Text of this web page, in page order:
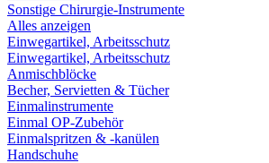
Sonstige Chirurgie-Instrumente
Alles anzeigen
Einwegartikel, Arbeitsschutz
Einwegartikel, Arbeitsschutz
Anmischblöcke
Becher, Servietten & Tücher
Einmalinstrumente
Einmal OP-Zubehör
Einmalspritzen & -kanülen
Handschuhe